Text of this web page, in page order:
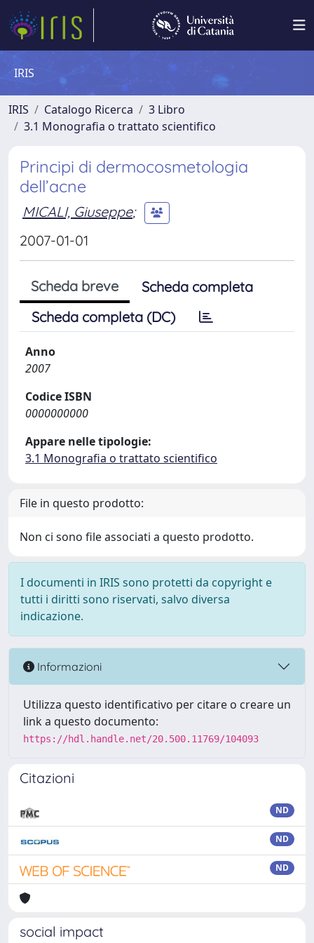
IRIS
IRIS Catalogo Ricerca
3 Libro
3.1 Monografia o trattato scientifico
Principi di dermocosmetologia
dell’acne
MICALI, Giuseppe;
2007-01-01
Scheda breve
Scheda completa
Scheda completa (DC)
Anno
2007
Codice ISBN
0000000000
Appare nelle tipologie:
3.1 Monografia o trattato scientifico
File in questo prodotto:
Non ci sono file associati a questo prodotto.
I documenti in IRIS sono protetti da copyright e
tutti i diritti sono riservati, salvo diversa
indicazione.
Informazioni
Utilizza questo identificativo per citare o creare un
link a questo documento:
https://hdl.handle.net/20.500.11769/104093
Citazioni
ND
ND
ND
social impact